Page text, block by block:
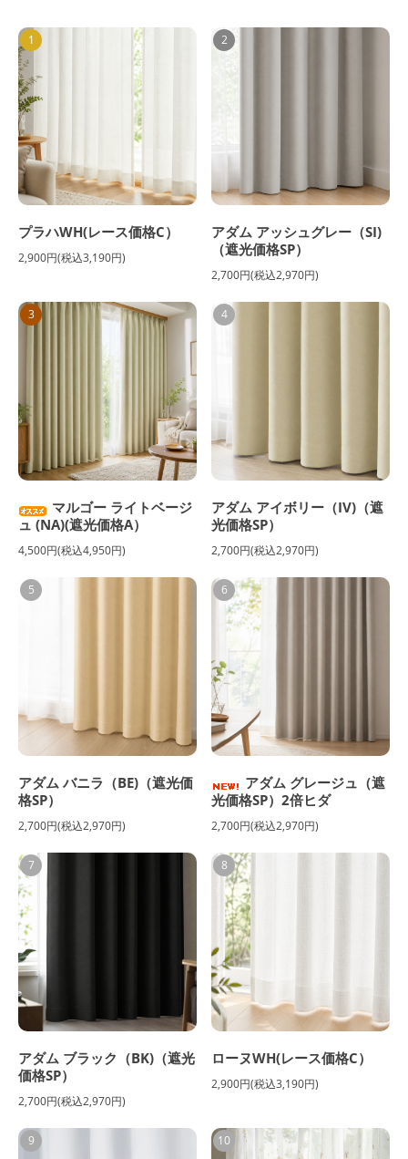
1
プラハWH(レース価格C）
2,900円(税込3,190円)
2
アダム アッシュグレー（SI)
（遮光価格SP）
2,700円(税込2,970円)
3
マルゴー ライトベージ
ュ (NA)(遮光価格A）
4,500円(税込4,950円)
4
アダム アイボリー（IV)（遮
光価格SP）
2,700円(税込2,970円)
5
アダム バニラ（BE)（遮光価
格SP）
2,700円(税込2,970円)
6
アダム グレージュ（遮
光価格SP）2倍ヒダ
2,700円(税込2,970円)
7
アダム ブラック（BK)（遮光
価格SP）
2,700円(税込2,970円)
8
ローヌWH(レース価格C）
2,900円(税込3,190円)
9 10